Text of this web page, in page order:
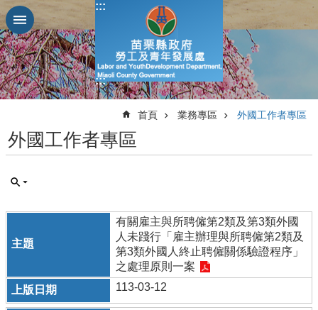
跳到主要內容區塊
進
階
搜
尋
業
簡
民
公
:::
:::
首頁 業務專區 外國工作者專區
外國工作者專區
有關雇主與所聘僱第2類及第3類外國
人未踐行「雇主辦理與所聘僱第2類及
第3類外國人終止聘僱關係驗證程序」
之處理原則一案
113-03-12